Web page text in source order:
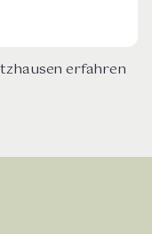
erfahren